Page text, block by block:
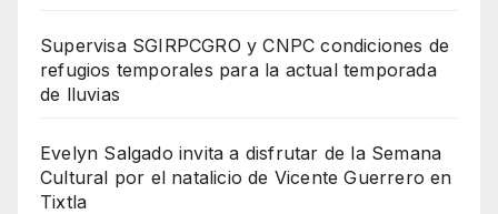
Supervisa SGIRPCGRO y CNPC condiciones de
refugios temporales para la actual temporada
de lluvias
Evelyn Salgado invita a disfrutar de la Semana
Cultural por el natalicio de Vicente Guerrero en
Tixtla